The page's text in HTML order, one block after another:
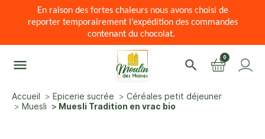
En raison des fortes chaleurs nous avons choisi de
reporter temporairement l’expédition des commandes
contenant du chocolat.
menu search 0
Accueil Epicerie sucrée
Céréales petit déjeuner
Muesli
Muesli Tradition en vrac bio